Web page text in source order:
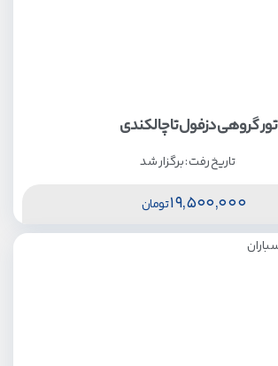
تور گروهی دزفول تا چالکندی
تاریخ رفت :برگزار شد
19,500,000تومان